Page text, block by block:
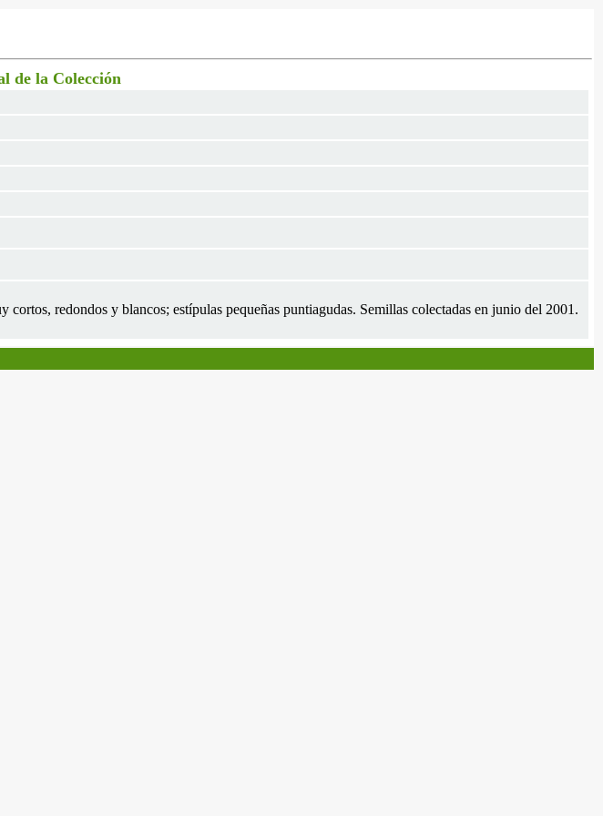
de la Colección
cortos, redondos y blancos; estípulas pequeñas puntiagudas. Semillas colectadas en junio del 2001.